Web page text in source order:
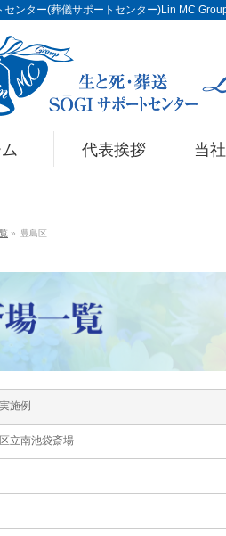
センター(葬儀サポートセンター)Lin MC
代表挨拶 当
» 豊島区
施例
立南池袋斎場